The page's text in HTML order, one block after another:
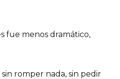
fue menos dramático,
romper nada, sin pedir